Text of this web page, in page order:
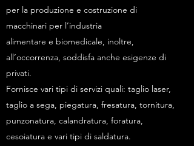
per la produzione e costruzione di
macchinari per l’industria
alimentare e biomedicale, inoltre,
all’occorrenza, soddisfa anche esigenze di
privati.
Fornisce vari tipi di servizi quali: taglio laser,
taglio a sega, piegatura, fresatura, tornitura,
punzonatura, calandratura, foratura,
cesoiatura e vari tipi di saldatura.